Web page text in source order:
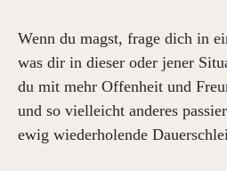
Wenn du magst, frage dich in
was dir in dieser oder jener
du mit mehr Offenheit und
und so vielleicht anderes
ewig wiederholende